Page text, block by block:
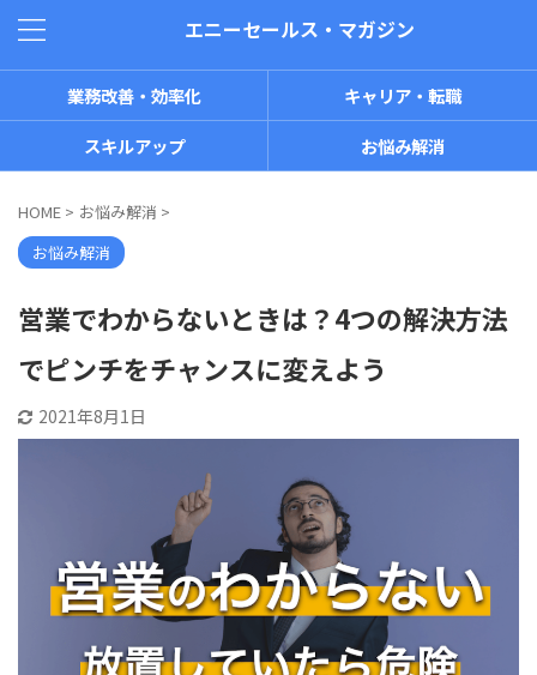
エニーセールス・マガジン
業務改善・効率化
キャリア・転職
スキルアップ
お悩み解消
HOME > お悩み解消 >
お悩み解消
営業でわからないときは？4つの解決方法
でピンチをチャンスに変えよう
2021年8月1日